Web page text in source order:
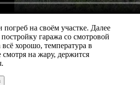
погреб на своём участке. Далее
гаража со смотровой
хорошо, температура в
смотря на жару, держится